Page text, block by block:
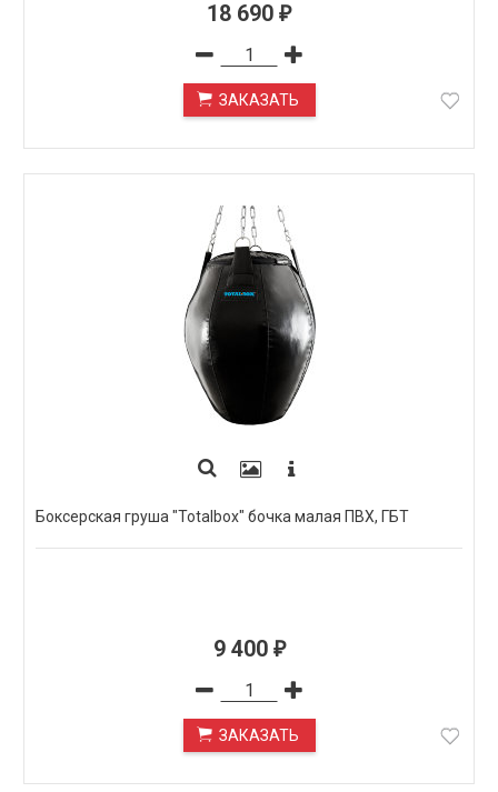
18 690 ₽
ЗАКАЗАТЬ
Боксерская груша "Totalbox" бочка малая ПВХ, ГБТ
9 400 ₽
ЗАКАЗАТЬ